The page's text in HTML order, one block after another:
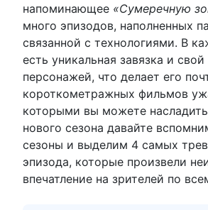
напоминающее «Сумеречную
много эпизодов, наполненных
связанной с технологиями. В
есть уникальная завязка и свой
персонажей, что делает его
короткометражных фильмов
которыми вы можете
нового сезона давайте
сезоны и выделим 4 самых
эпизода, которые произвели
впечатление на зрителей по